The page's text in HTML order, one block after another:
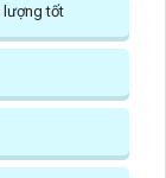
lượng tốt